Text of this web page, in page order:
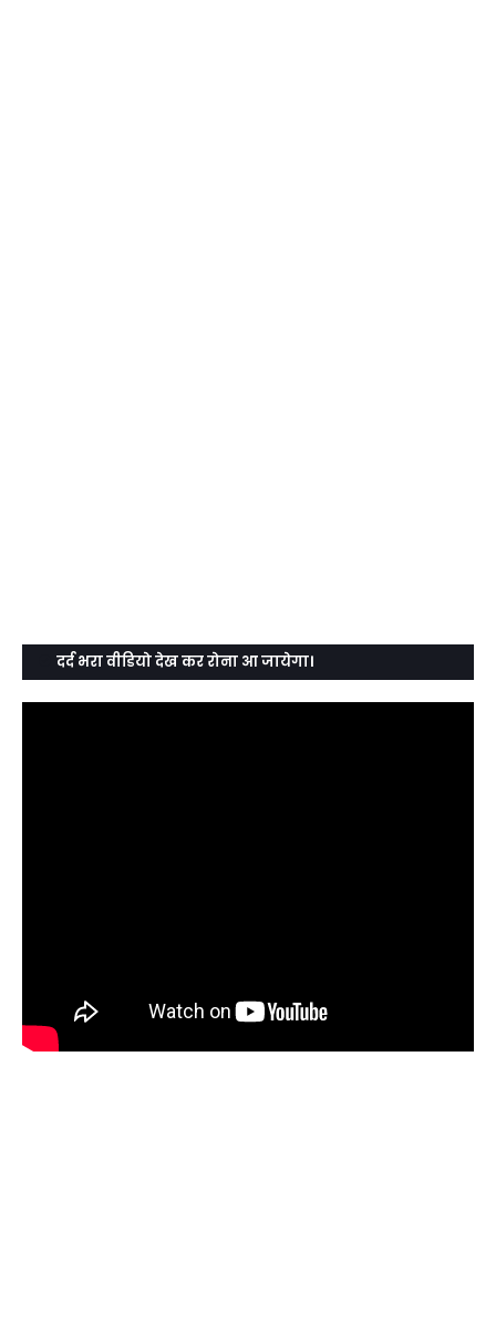
दर्द भरा वीडियो देख कर रोना आ जायेगा।